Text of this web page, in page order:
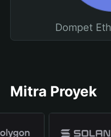
Dompet
Mitra Proyek